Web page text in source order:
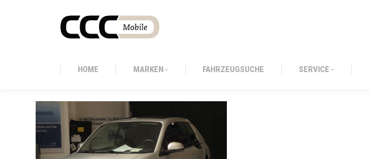
HOME MARKEN FAHRZEUGSUCHE SERVICE
HOME MARKEN